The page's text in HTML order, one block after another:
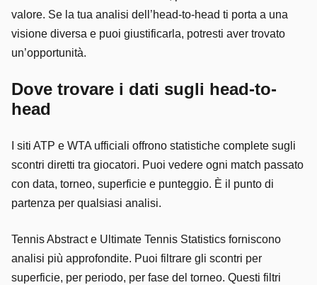
valore. Se la tua analisi dell’head-to-head ti porta a una
visione diversa e puoi giustificarla, potresti aver trovato
un’opportunità.
Dove trovare i dati sugli head-to-
head
I siti ATP e WTA ufficiali offrono statistiche complete sugli
scontri diretti tra giocatori. Puoi vedere ogni match passato
con data, torneo, superficie e punteggio. È il punto di
partenza per qualsiasi analisi.
Tennis Abstract e Ultimate Tennis Statistics forniscono
analisi più approfondite. Puoi filtrare gli scontri per
superficie, per periodo, per fase del torneo. Questi filtri